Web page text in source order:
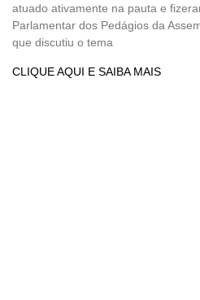
atuado ativamente na pauta e
Parlamentar dos Pedágios da
que discutiu o tema
CLIQUE AQUI E SAIBA MAIS